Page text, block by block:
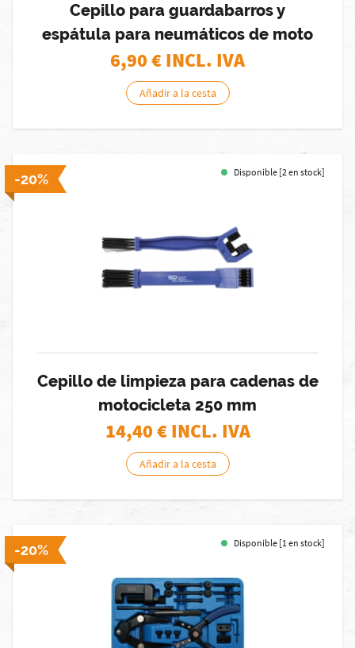
Cepillo para guardabarros y
espátula para neumáticos de moto
6,90€ INCL. IVA
Añadir a la cesta
-20% Disponible [2 en stock]
Cepillo de limpieza para cadenas de
motocicleta 250 mm
14,40€ INCL. IVA
Añadir a la cesta
-20% Disponible [1 en stock]